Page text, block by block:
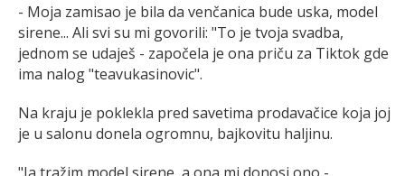
- Moja zamisao je bila da venčanica bude uska, model
sirene... Ali svi su mi govorili: "To je tvoja svadba,
jednom se udaješ - započela je ona priču za Tiktok gde
ima nalog "teavukasinovic".
Na kraju je poklekla pred savetima prodavačice koja joj
je u salonu donela ogromnu, bajkovitu haljinu.